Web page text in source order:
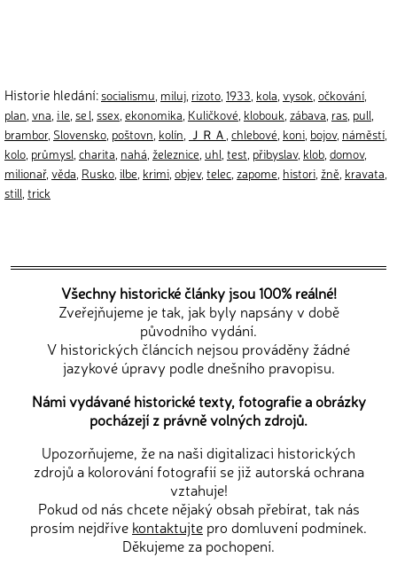
Historie hledání: socialismu miluj rizoto 1933 kola vysok očkování
plan vna i le se l ssex ekonomika Kuličkové klobouk zábava ras pull
brambor, Slovensko poštovn kolín ＪＲＡ chlebové koni bojov, náměstí
kolo průmysl charita nahá železnice uhl test přibyslav, klob domov,
milionař, věda Rusko ilbe krimi objev, telec zapome histori žně kravata
still trick
Všechny historické články jsou 100% reálné!
Zveřejňujeme je tak, jak byly napsány v době
původního vydání.
V historických článcích nejsou prováděny žádné
jazykové úpravy podle dnešního pravopisu.
Námi vydávané historické texty, fotografie a obrázky
pocházejí z právně volných zdrojů.
Upozorňujeme, že na naši digitalizaci historických
zdrojů a kolorování fotografií se již autorská ochrana
vztahuje!
Pokud od nás chcete nějaký obsah přebírat, tak nás
prosím nejdříve kontaktujte pro domluvení podmínek.
Děkujeme za pochopení.